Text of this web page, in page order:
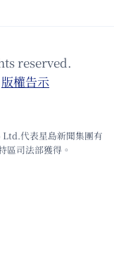
reserved.
版權告⽰
代表星島新聞集團有
區司法部獲得。